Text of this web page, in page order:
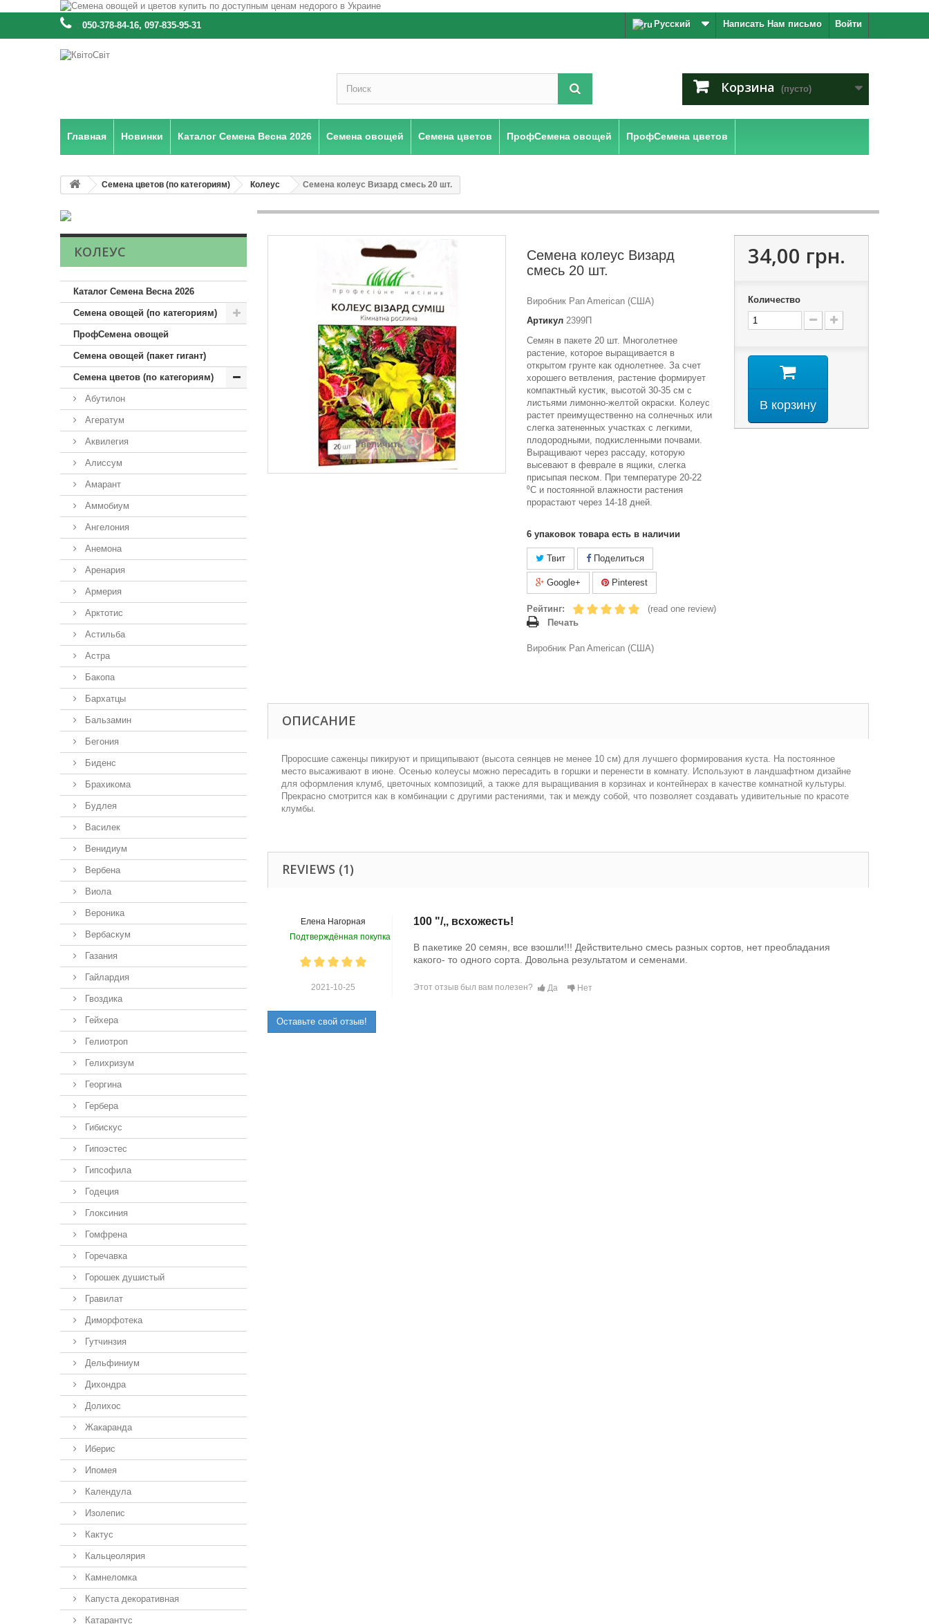
Войти
Написать Нам письмо
: 050-378-84-16, 097-835-95-31 Русский
Корзина (пусто)
Главная Новинки Каталог Семена Весна 2026 Семена овощей Семена цветов ПрофСемена овощей ПрофСемена цветов
Семена цветов (по категориям) Колеус Семена колеус Визард смесь 20 шт.
КОЛЕУС
Каталог Семена Весна 2026
Семена овощей (по категориям)
ПрофСемена овощей
Семена овощей (пакет гигант)
Семена цветов (по категориям)
Абутилон
Агератум
Аквилегия
Алиссум
Амарант
Аммобиум
Ангелония
Анемона
Аренария
Армерия
Арктотис
Астильба
Астра
Бакопа
Бархатцы
Бальзамин
Бегония
Биденс
Брахикома
Будлея
Василек
Венидиум
Вербена
Виола
Вероника
Вербаскум
Газания
Гайлардия
Гвоздика
Гейхера
Гелиотроп
Гелихризум
Георгина
Гербера
Гибискус
Гипоэстес
Гипсофила
Годеция
Глоксиния
Гомфрена
Горечавка
Горошек душистый
Гравилат
Диморфотека
Гутчинзия
Дельфиниум
Дихондра
Долихос
Жакаранда
Иберис
Ипомея
Календула
Изолепис
Кактус
Кальцеолярия
Камнеломка
Капуста декоративная
Катарантус
Увеличить
Семена колеус Визард
смесь 20 шт.
Виробник Pan American (США)
Артикул 2399П
Семян в пакете 20 шт. Многолетнее
растение, которое выращивается в
открытом грунте как однолетнее. За счет
хорошего ветвления, растение формирует
компактный кустик, высотой 30-35 см с
листьями лимонно-желтой окраски. Колеус
растет преимущественно на солнечных или
слегка затененных участках с легкими,
плодородными, подкисленными почвами.
Выращивают через рассаду, которую
высевают в феврале в ящики, слегка
присыпая песком. При температуре 20-22
⁰C и постоянной влажности растения
прорастают через 14-18 дней.
6 упаковок товара есть в наличии
Твит Поделиться
Google+ Pinterest
Рейтинг:
(read one review)
Печать
Виробник Pan American (США)
34,00 грн.
Количество
В корзину
ОПИСАНИЕ
Проросшие саженцы пикируют и прищипывают (высота сеянцев не менее 10 см) для лучшего формирования куста. На постоянное
место высаживают в июне. Осенью колеусы можно пересадить в горшки и перенести в комнату. Используют в ландшафтном дизайне
для оформления клумб, цветочных композиций, а также для выращивания в корзинах и контейнерах в качестве комнатной культуры.
Прекрасно смотрится как в комбинации с другими растениями, так и между собой, что позволяет создавать удивительные по красоте
клумбы.
REVIEWS (1)
Елена Нагорная
Подтверждённая покупка
2021-10-25
100 "/,, всхожесть!
В пакетике 20 семян, все взошли!!! Действительно смесь разных сортов, нет преобладания
какого- то одного сорта. Довольна результатом и семенами.
Этот отзыв был вам полезен? Да Нет
Оставьте свой отзыв!